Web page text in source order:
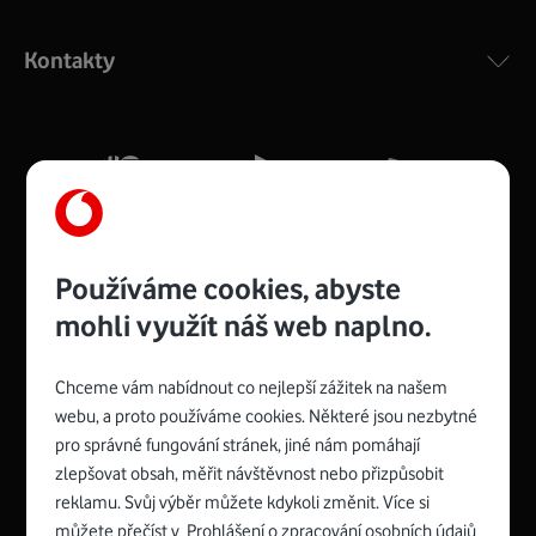
silný signál pro celou domácnost. Kompaktní rozměry 21
Více o COMPAL CH7465VF
Zyxel VMG8623-T50B:
Rozměry modemu jsou 16 x 22 x 7,5 cm (včetně stojánku)
a nabízí 4 gigabitové LAN porty a bezdrátové připojení Wi-
Spojte se s Vodafonem
Kontakty
Používáme cookies, abyste
mohli využít náš web naplno.
Chceme vám nabídnout co nejlepší zážitek na našem
webu, a proto používáme cookies. Některé jsou nezbytné
pro správné fungování stránek, jiné nám pomáhají
zlepšovat obsah, měřit návštěvnost nebo přizpůsobit
reklamu. Svůj výběr můžete kdykoli změnit. Více si
můžete přečíst v Prohlášení o zpracování osobních údajů